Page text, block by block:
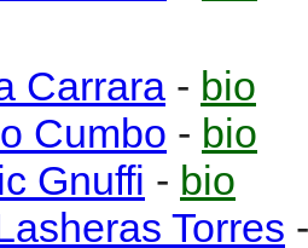
Carrara - bio
Cumbo - bio
Gnuffi - bio
Torres